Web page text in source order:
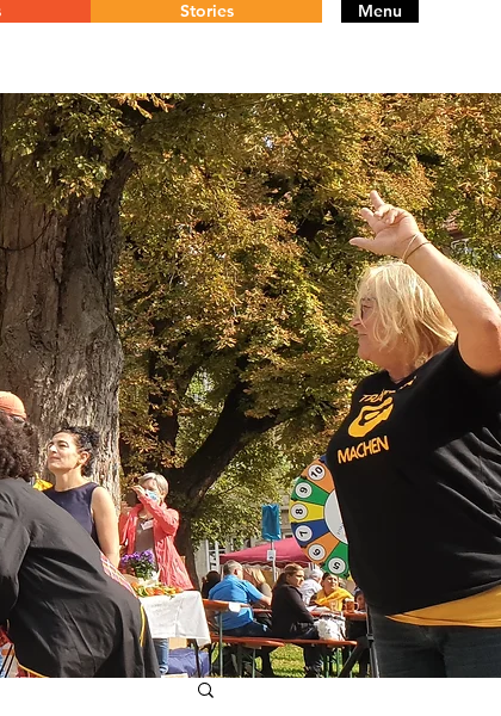
Stories Menu